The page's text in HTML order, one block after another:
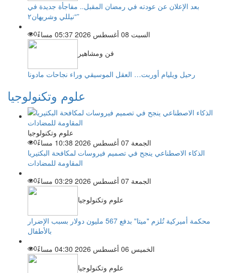
بعد الإعلان عن عودته في رمضان المقبل.. مفاجأة جديدة في
“نيللي وشريهان٢”
السبت 08 أغسطس 2026 05:37 مساءً
0
فن ومشاهير
رحيل ويليام أوربت… العقل الموسيقي وراء نجاحات مادونا
علوم وتكنولوجيا
علوم وتكنولوجيا
الجمعة 07 أغسطس 2026 10:38 مساءً
0
الذكاء الاصطناعي ينجح في تصميم فيروسات لمكافحة البكتيريا
المقاومة للمضادات
الجمعة 07 أغسطس 2026 03:29 مساءً
0
علوم وتكنولوجيا
محكمة أميركية تُلزم "ميتا" بدفع 567 مليون دولار بسبب الإضرار
بالأطفال
الخميس 06 أغسطس 2026 04:30 مساءً
0
علوم وتكنولوجيا